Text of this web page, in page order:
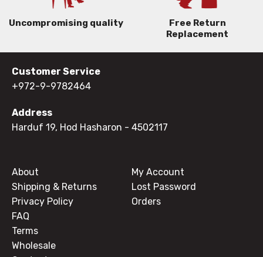
Uncompromising quality
Free Return
Replacement
Customer Service
+972-9-9782464
Address
Harduf 19, Hod Hasharon - 4502117
About
Shipping & Returns
Privacy Policy
FAQ
Terms
Wholesale
My Account
Lost Password
Orders